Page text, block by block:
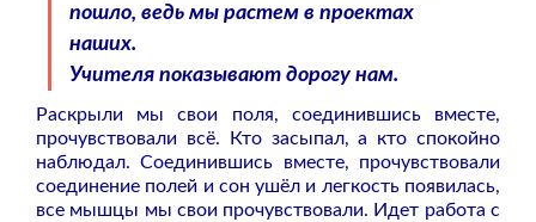
пошло, ведь мы растем в проектах
наших.
Учителя показывают дорогу нам.
Раскрыли мы свои поля, соединившись вместе,
прочувствовали всё. Кто засыпал, а кто спокойно
наблюдал. Соединившись вместе, прочувствовали
соединение полей и сон ушёл и легкость появилась,
все мышцы мы свои прочувствовали. Идет работа с